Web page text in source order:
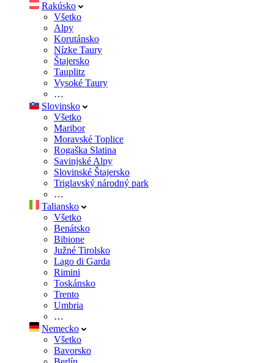
Rakúsko
Všetko
Alpy
Korutánsko
Nízke Taury
Štajersko
Tauplitz
Vysoké Taury
…
Slovinsko
Všetko
Maribor
Moravské Toplice
Rogaška Slatina
Savinjské Alpy
Slovinské Štajersko
Triglavský národný park
…
Taliansko
Všetko
Benátsko
Bibione
Južné Tirolsko
Lago di Garda
Rimini
Toskánsko
Trento
Umbria
…
Nemecko
Všetko
Bavorsko